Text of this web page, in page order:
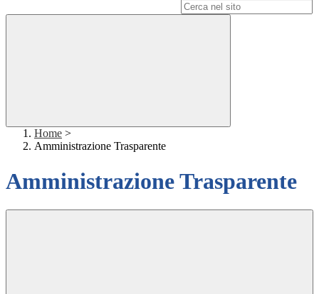
Home >
Amministrazione Trasparente
Amministrazione Trasparente